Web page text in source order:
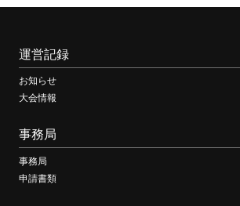
運営記録
お知らせ
大会情報
事務局
事務局
申請書類